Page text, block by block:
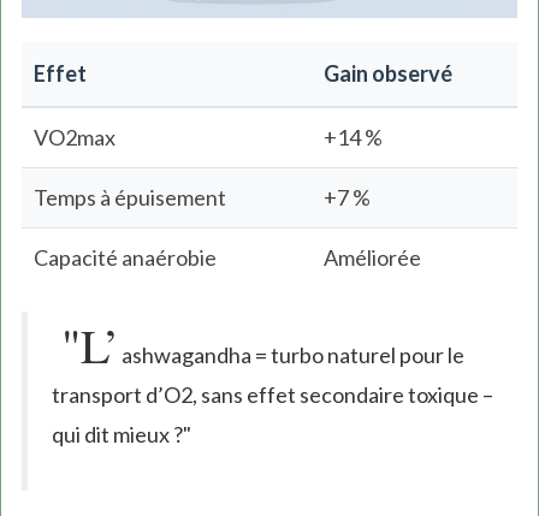
Effet Gain observé
VO2max +14 %
Temps à épuisement +7 %
Capacité anaérobie Améliorée
"L’ ashwagandha = turbo naturel pour le
transport d’O2, sans effet secondaire toxique –
qui dit mieux ?"